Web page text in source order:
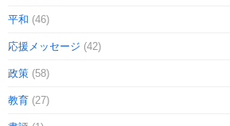
平和 (46)
応援メッセージ (42)
政策 (58)
教育 (27)